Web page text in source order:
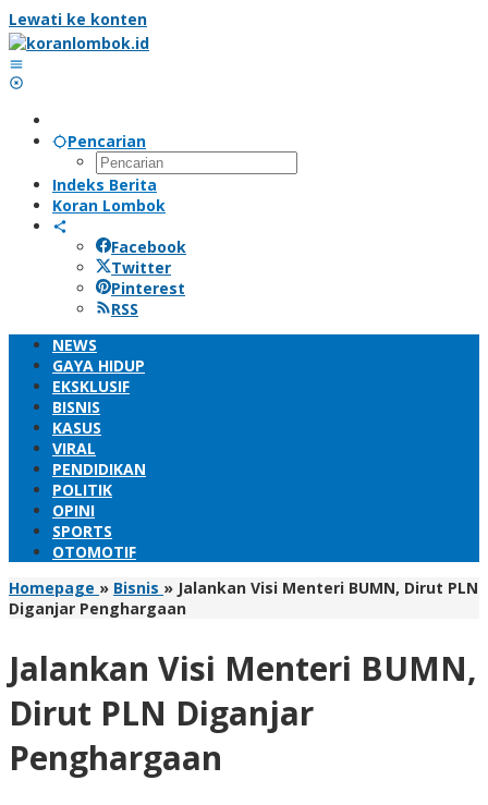
Lewati ke konten
Pencarian
Indeks Berita
Koran Lombok
Facebook
Twitter
Pinterest
RSS
NEWS
GAYA HIDUP
EKSKLUSIF
BISNIS
KASUS
VIRAL
PENDIDIKAN
POLITIK
OPINI
SPORTS
OTOMOTIF
Homepage » Bisnis » Jalankan Visi Menteri BUMN, Dirut PLN
Diganjar Penghargaan
Jalankan Visi Menteri BUMN,
Dirut PLN Diganjar
Penghargaan